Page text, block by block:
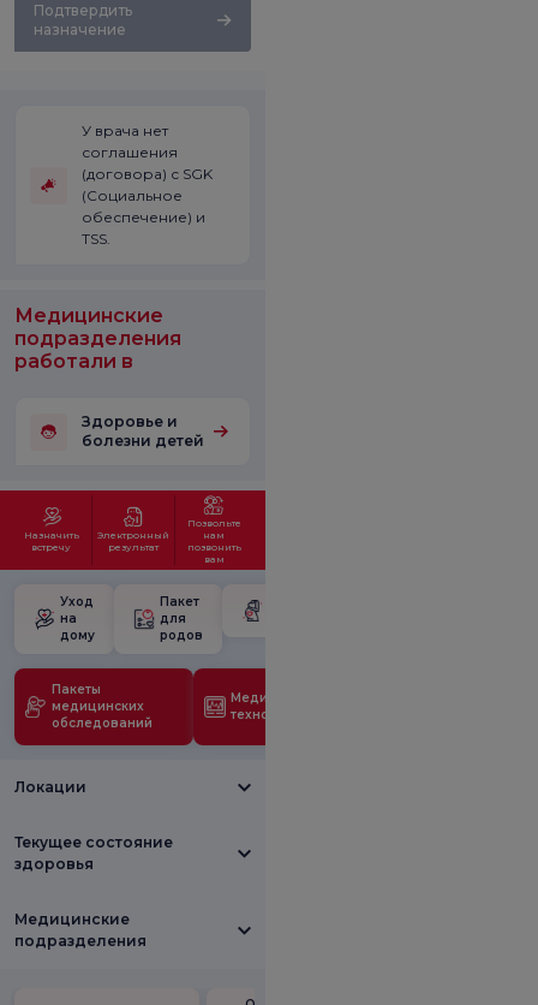
Подтвердить
назначение
У врача нет
соглашения
(договора) с SGK
(Социальное
обеспечение) и
TSS.
Медицинские
подразделения
работали в
Здоровье и
болезни детей
Назначить
встречу
Электронный
результат
Позвольте
нам
позвонить
вам
Уход
на
дому
Пакет
для
родов
Пакеты
медицинских
обследований
Медицинские
технологии
Локации
Текущее состояние
здоровья
Медицинские
подразделения